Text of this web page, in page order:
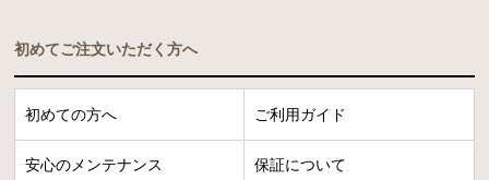
初めてご注文いただく方へ
初めての方へ ご利用ガイド
安心のメンテナンス 保証について